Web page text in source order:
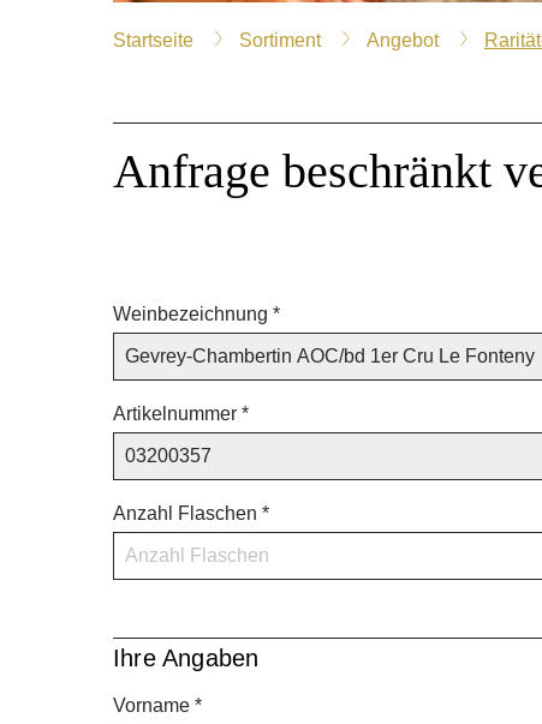
Startseite Sortiment Angebot
Anfrage beschränkt
Weinbezeichnung *
Artikelnummer *
Anzahl Flaschen *
Ihre Angaben
Vorname *